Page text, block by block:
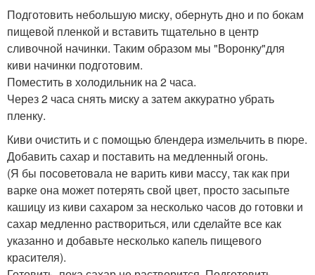
Подготовить небольшую миску, обернуть дно и по бокам
пищевой пленкой и вставить тщательно в центр
сливочной начинки. Таким образом мы "Воронку"для
киви начинки подготовим.
Поместить в холодильник на 2 часа.
Через 2 часа снять миску а затем аккуратно убрать
пленку.
Киви очистить и с помощью блендера измельчить в пюре.
Добавить сахар и поставить на медленный огонь.
(Я бы посоветовала не варить киви массу, так как при
варке она может потерять свой цвет, просто засыпьте
кашицу из киви сахаром за несколько часов до готовки и
сахар медленно раствориться, или сделайте все как
указанно и добавьте несколько капель пищевого
красителя).